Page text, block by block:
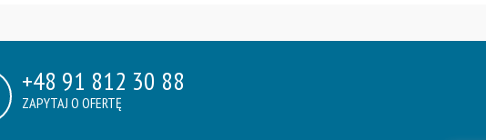
+48 91 812 30 88
ZAPYTAJ O OFERTĘ